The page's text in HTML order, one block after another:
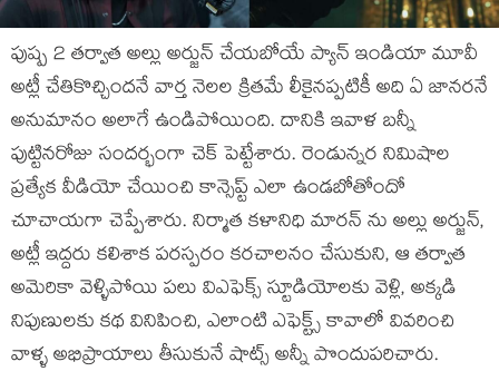
పుష్ప 2 తర్వాత అల్లు అర్జున్ చేయబోయే ప్యాన్ ఇండియా మూవీ
అట్లీ చేతికొచ్చిందనే వార్త నెలల క్రితమే లీకైనప్పటికీ అది ఏ జానరనే
అనుమానం అలాగే ఉండిపోయింది. దానికి ఇవాళ బన్నీ
పుట్టినరోజు సందర్భంగా చెక్ పెట్టేశారు. రెండున్నర నిమిషాల
ప్రత్యేక వీడియో చేయించి కాన్సెప్ట్ ఎలా ఉండబోతోందో
చూచాయగా చెప్పేశారు. నిర్మాత కళానిధి మారన్ ను అల్లు అర్జున్,
అట్లీ ఇద్దరు కలిశాక పరస్పరం కరచాలనం చేసుకుని, ఆ తర్వాత
అమెరికా వెళ్ళిపోయి పలు విఎఫెక్స్ స్టూడియోలకు వెళ్లి, అక్కడి
నిపుణులకు కథ వినిపించి, ఎలాంటి ఎఫెక్ట్స్ కావాలో వివరించి
వాళ్ళ అభిప్రాయాలు తీసుకునే షాట్స్ అన్నీ పొందుపరిచారు.